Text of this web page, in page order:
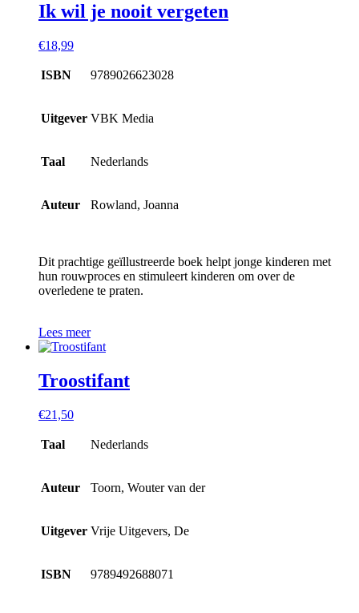
Ik wil je nooit vergeten
€18,99
ISBN 9789026623028
Uitgever VBK Media
Taal Nederlands
Auteur Rowland, Joanna
Dit prachtige geïllustreerde boek helpt jonge kinderen met
hun rouwproces en stimuleert kinderen om over de
overledene te praten.
Lees meer
Troostifant
€21,50
Taal Nederlands
Auteur Toorn, Wouter van der
Uitgever Vrije Uitgevers, De
ISBN 9789492688071